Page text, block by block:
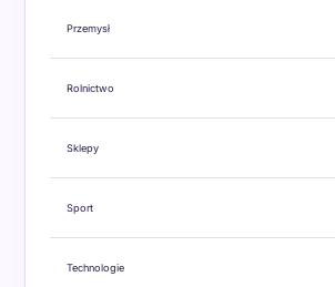
Przemysł
Rolnictwo
Sklepy
Sport
Technologie